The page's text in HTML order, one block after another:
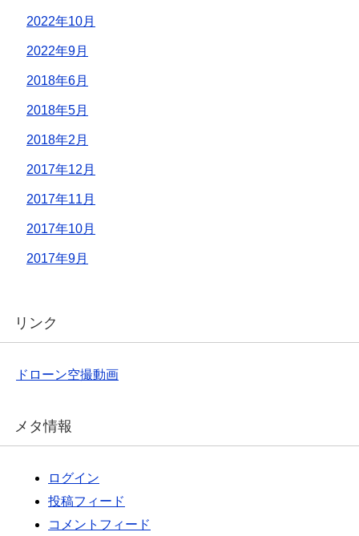
2022年10月
2022年9月
2018年6月
2018年5月
2018年2月
2017年12月
2017年11月
2017年10月
2017年9月
リンク
ドローン空撮動画
メタ情報
ログイン
投稿フィード
コメントフィード